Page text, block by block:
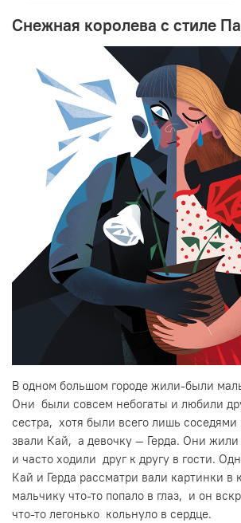
Снежная королева с стиле
В одном большом городе жили-были
Они были совсем небогаты и любили
сестра, хотя были всего лишь
звали Кай, а девочку — Герда. Они жили
и часто ходили друг к другу в гости.
Кай и Герда рассматри вали картинки в
мальчику что-то попало в глаз, и он
что-то легонько кольнуло в сердце.